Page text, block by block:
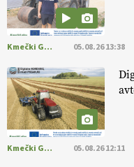
aronije
v dobrem
podjetniško zgodbo.
#IMCAP #CAP https://t.co/
[EKOloško = LOGIČNO
v tujini
. Zato je ekološka
vinarje
. VEČ
https://
https://t.co/01qpoeLyNP
Kmečki Glas 05.08.26 13:38
Kmečki Glas 05.08.26 12:11